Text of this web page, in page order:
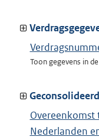
Toon gegevens in
Overeenkomst
Nederlanden